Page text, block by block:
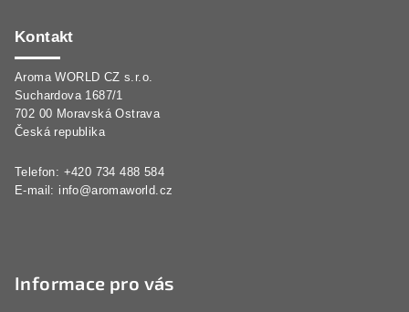
Kontakt
Aroma WORLD CZ s.r.o.
Suchardova 1687/1
702 00 Moravská Ostrava
Česká republika
Telefon: +420 734 488 584
E-mail: info@aromaworld.cz
Informace pro vás